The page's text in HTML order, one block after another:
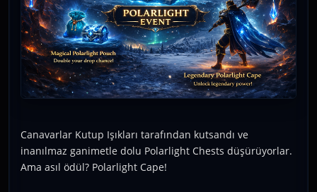
Canavarlar Kutup Işıkları tarafından kutsandı ve
inanılmaz ganimetle dolu Polarlight Chests düşürüyorlar.
Ama asıl ödül? Polarlight Cape!